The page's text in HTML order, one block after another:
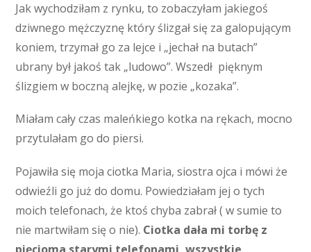
Jak wychodziłam z rynku, to zobaczyłam jakiegoś
dziwnego mężczyznę który ślizgał się za galopującym
koniem, trzymał go za lejce i „jechał na butach”
ubrany był jakoś tak „ludowo”. Wszedł pięknym
ślizgiem w boczną alejkę, w pozie „kozaka”.
Miałam cały czas maleńkiego kotka na rękach, mocno
przytulałam go do piersi.
Pojawiła się moja ciotka Maria, siostra ojca i mówi że
odwieźli go już do domu. Powiedziałam jej o tych
moich telefonach, że ktoś chyba zabrał ( w sumie to
nie martwiłam się o nie). Ciotka dała mi torbę z
pięcioma starymi telefonami, wszystkie